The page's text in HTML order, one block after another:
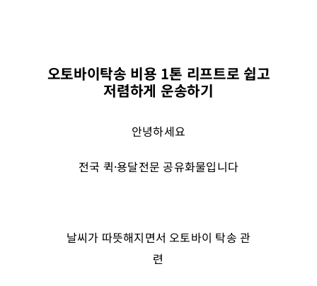
오토바이탁송 비용 1톤 리프트로 쉽고
저렴하게 운송하기
안녕하세요
전국 퀵·용달전문 공유화물입니다
날씨가 따뜻해지면서 오토바이 탁송 관
련